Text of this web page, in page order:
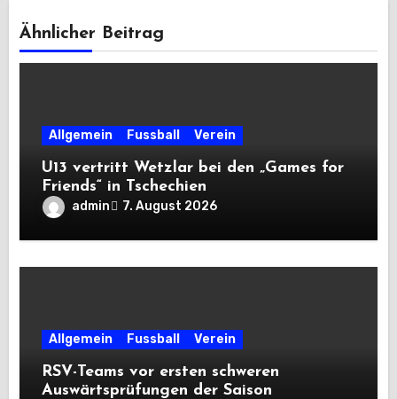
Ähnlicher Beitrag
Allgemein Fussball Verein
U13 vertritt Wetzlar bei den „Games for
Friends“ in Tschechien
admin 7. August 2026
Allgemein Fussball Verein
RSV-Teams vor ersten schweren
Auswärtsprüfungen der Saison